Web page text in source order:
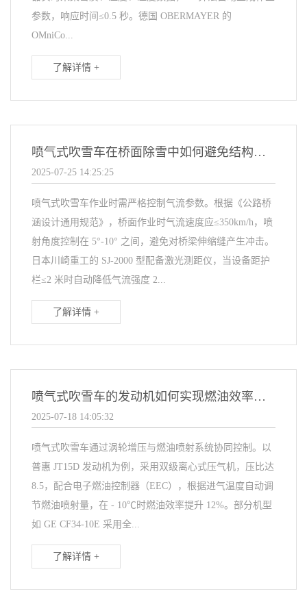
参数，响应时间≤0.5 秒。德国 OBERMAYER 的
OMniCo...
了解详情 +
喷气式吹雪车在桥面除雪中如何避免结构损伤？
2025-07-25 14:25:25
喷气式吹雪车作业时需严格控制气流参数。根据《公路桥
涵设计通用规范》，桥面作业时气流速度应≤350km/h，喷
射角度控制在 5°-10° 之间，避免对桥梁伸缩缝产生冲击。
日本川崎重工的 SJ-2000 型配备激光测距仪，当设备距护
栏≤2 米时自动降低气流强度 2...
了解详情 +
喷气式吹雪车的发动机如何实现燃油效率优化？
2025-07-18 14:05:32
喷气式吹雪车通过涡轮增压与燃油喷射系统协同控制。以
普惠 JT15D 发动机为例，采用双级离心式压气机，压比达
8.5，配合电子燃油控制器（EEC），根据进气温度自动调
节燃油喷射量，在 - 10℃时燃油效率提升 12%。部分机型
如 GE CF34-10E 采用全...
了解详情 +